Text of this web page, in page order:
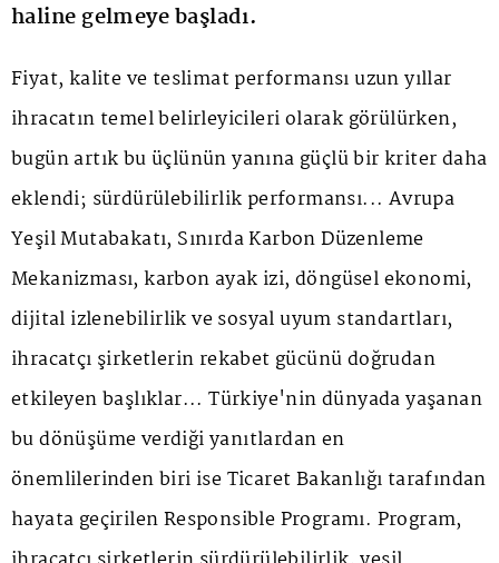
haline gelmeye başladı.
Fiyat, kalite ve teslimat performansı uzun yıllar
ihracatın temel belirleyicileri olarak görülürken,
bugün artık bu üçlünün yanına güçlü bir kriter daha
eklendi; sürdürülebilirlik performansı... Avrupa
Yeşil Mutabakatı, Sınırda Karbon Düzenleme
Mekanizması, karbon ayak izi, döngüsel ekonomi,
dijital izlenebilirlik ve sosyal uyum standartları,
ihracatçı şirketlerin rekabet gücünü doğrudan
etkileyen başlıklar... Türkiye'nin dünyada yaşanan
bu dönüşüme verdiği yanıtlardan en
önemlilerinden biri ise Ticaret Bakanlığı tarafından
hayata geçirilen Responsible Programı. Program,